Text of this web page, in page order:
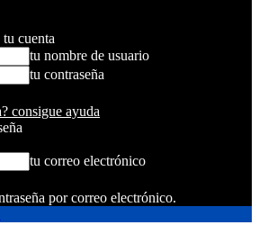
cuenta
tu nombre de usuario
tu contraseña
consigue ayuda
tu correo electrónico
por correo electrónico.